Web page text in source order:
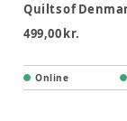
499,00 kr.
Online